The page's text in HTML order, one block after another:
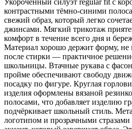
Укороченный силуэт regular fit с
контрастными тёмно-синими
свежий образ, который легко
джинсами. Мягкий трикотаж
комфорт в течение всего дня и
Материал хорошо держит форму, не
после стирки — практичное
школьницы. Втачные рукава с
пройме обеспечивают свободу
посадку по фигуре. Круглая
изделия оформлены вязаной
полосами, что добавляет изделию
подчёркивает школьный стиль.
логотипом и прозрачными